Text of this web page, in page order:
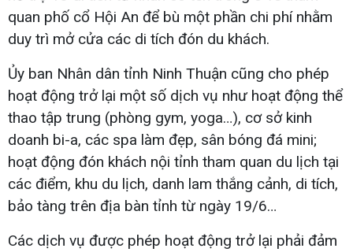
quan phố cổ Hội An để bù một phần chi phí nhằm
duy trì mở cửa các di tích đón du khách.
Ủy ban Nhân dân tỉnh Ninh Thuận cũng cho phép
hoạt động trở lại một số dịch vụ như hoạt động thể
thao tập trung (phòng gym, yoga…), cơ sở kinh
doanh bi-a, các spa làm đẹp, sân bóng đá mini;
hoạt động đón khách nội tỉnh tham quan du lịch tại
các điểm, khu du lịch, danh lam thắng cảnh, di tích,
bảo tàng trên địa bàn tỉnh từ ngày 19/6…
Các dịch vụ được phép hoạt động trở lại phải đảm